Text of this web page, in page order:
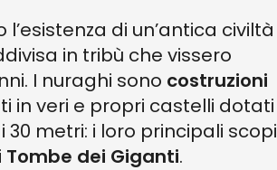
di un’antica civiltà
in tribù che vissero
I nuraghi sono costruzioni
in veri e propri castelli dotati
metri: i loro principali scopi
Tombe dei Giganti.